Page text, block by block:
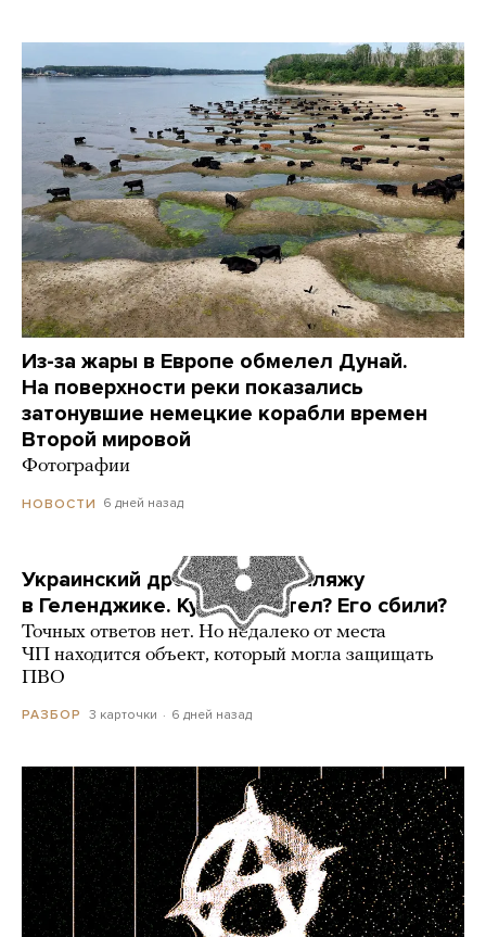
Из-за жары в Европе обмелел Дунай.
На поверхности реки показались
затонувшие немецкие корабли времен
Второй мировой
Фотографии
НОВОСТИ 6 дней назад
Украинский дрон попал по пляжу
в Геленджике. Куда он летел? Его сбили?
Точных ответов нет. Но недалеко от места
ЧП находится объект, который могла защищать
ПВО
РАЗБОР 3 карточки 6 дней назад